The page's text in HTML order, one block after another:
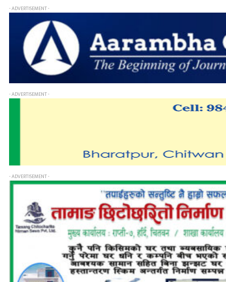
- ADVERTISEMENT -
- ADVERTISEMENT -
- ADVERTISEMENT -